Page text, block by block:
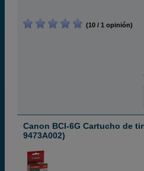
(10 / 1 opinión)
Canon BCI-6G Cartucho de
9473A002)